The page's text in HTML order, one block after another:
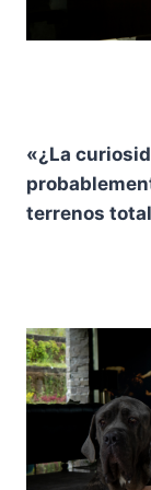
«¿La
terrenos